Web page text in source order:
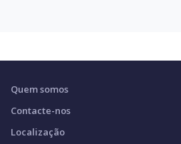
Quem somos
Contacte-nos
Localização